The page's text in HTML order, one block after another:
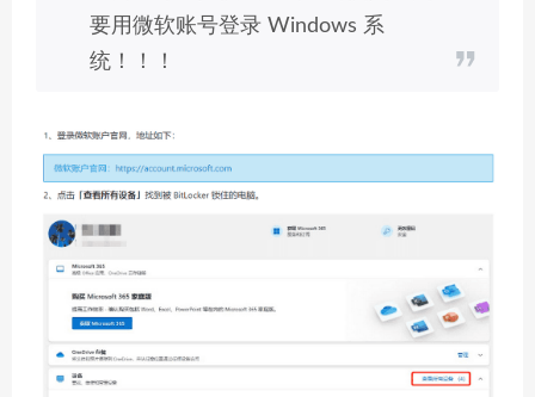
要用微软账号登录 Windows 系
统！！！